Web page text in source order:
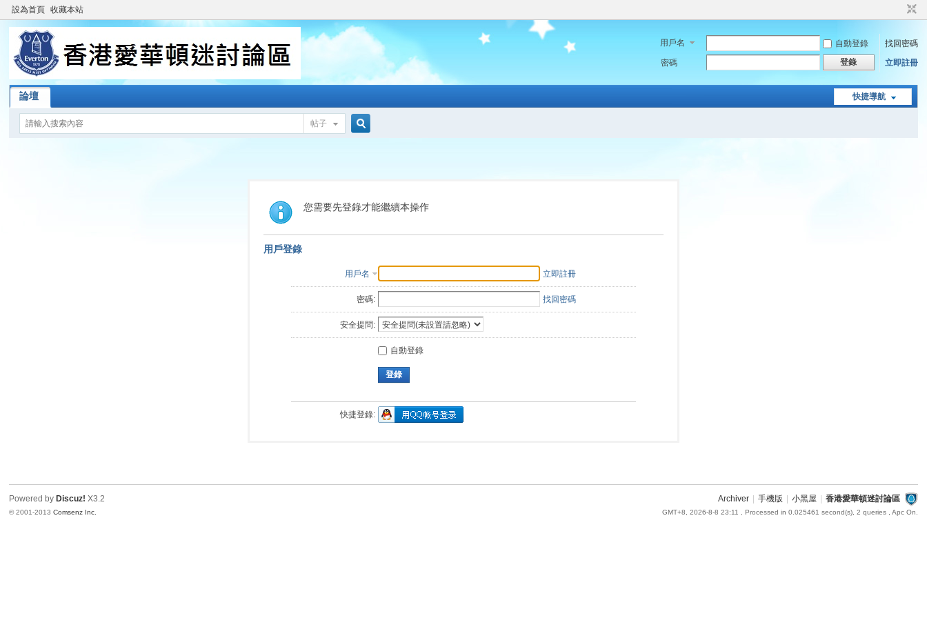
設為首頁 收藏本站
用戶名 自動登錄
找回密碼
密碼
登錄 立即註冊
快捷導航
論壇
帖子
索
您需要先登錄才能繼續本操作
用戶登錄
用戶名 立即註冊
密碼: 找回密碼
安全提問:
自動登錄
登錄
快捷登錄:
Archiver 手機版 小黑屋 香港愛華頓迷討論區
GMT+8, 2026-8-8 23:11 , Processed in 0.025461 second(s), 2 queries , Apc On.
Powered by Discuz! X3.2
© 2001-2013Comsenz Inc.